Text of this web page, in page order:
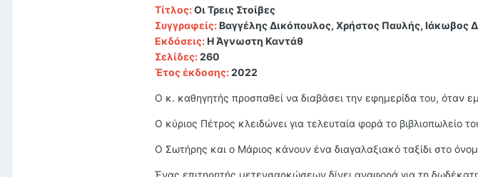
Τίτλος:Οι Τρεις Στοίβες
Συγγραφείς:Βαγγέλης Δικόπουλος, Χρήστος Παυλής, Ιάκωβος
Εκδόσεις:Η Άγνωστη Καντάθ
Σελίδες:260
Έτος έκδοσης:2022
Ο κ. καθηγητής προσπαθεί να διαβάσει την εφημερίδα του, όταν
Ο κύριος Πέτρος κλειδώνει για τελευταία φορά το βιβλιοπωλείο
Ο Σωτήρης και ο Μάριος κάνουν ένα διαγαλαξιακό ταξίδι στο